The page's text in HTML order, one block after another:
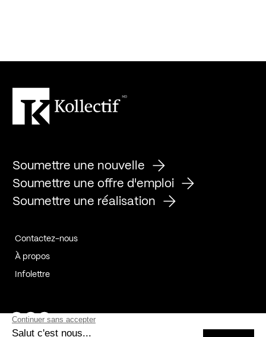
Soumettre une nouvelle
Soumettre une offre d'emploi
Soumettre une réalisation
Contactez-nous
À propos
Infolettre
Page Facebook de Kollectif
Page Instagram de Kollectif
Page Linkedin de Kollectif